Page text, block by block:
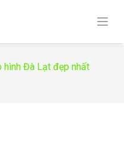
hình Đà Lạt đẹp nhất